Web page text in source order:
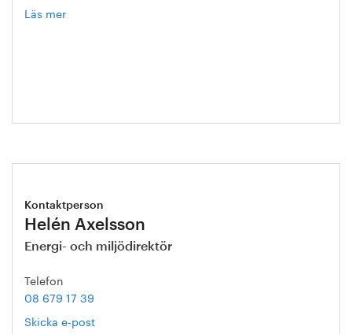
Läs mer
Kontaktperson
Helén Axelsson
Energi- och miljödirektör
Telefon
08 679 17 39
Skicka e-post